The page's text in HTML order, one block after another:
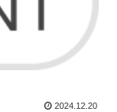
2024.12.20